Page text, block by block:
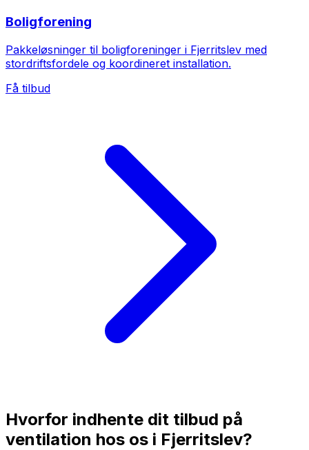
Boligforening
Pakkeløsninger til boligforeninger i Fjerritslev med
stordriftsfordele og koordineret installation.
Få tilbud
Hvorfor indhente dit tilbud på
ventilation hos os i Fjerritslev?